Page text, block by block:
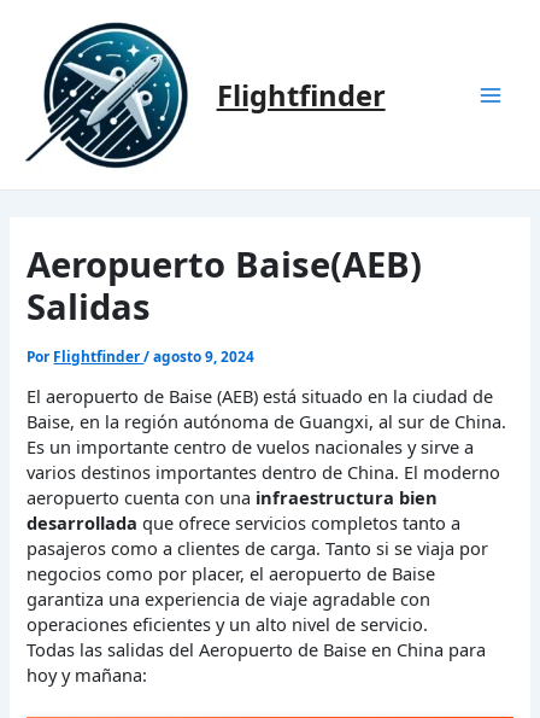
contenido
Flightfinder
Aeropuerto Baise(AEB)
Salidas
Por Flightfinder/agosto 9, 2024
El aeropuerto de Baise (AEB) está situado en la ciudad de
Baise, en la región autónoma de Guangxi, al sur de China.
Es un importante centro de vuelos nacionales y sirve a
varios destinos importantes dentro de China. El moderno
aeropuerto cuenta con una infraestructura bien
desarrollada que ofrece servicios completos tanto a
pasajeros como a clientes de carga. Tanto si se viaja por
negocios como por placer, el aeropuerto de Baise
garantiza una experiencia de viaje agradable con
operaciones eficientes y un alto nivel de servicio.
Todas las salidas del Aeropuerto de Baise en China para
hoy y mañana: